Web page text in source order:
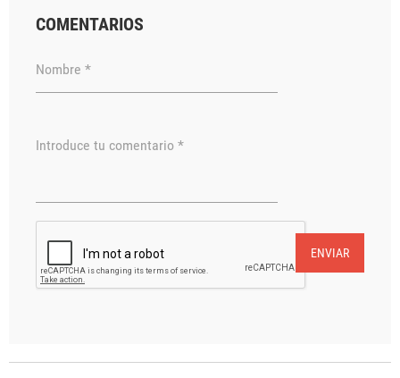
COMENTARIOS
Nombre *
Introduce tu comentario *
ENVIAR